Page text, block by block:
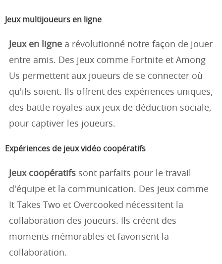
Jeux multijoueurs en ligne
Jeux en ligne a révolutionné notre façon de jouer
entre amis. Des jeux comme Fortnite et Among
Us permettent aux joueurs de se connecter où
qu'ils soient. Ils offrent des expériences uniques,
des battle royales aux jeux de déduction sociale,
pour captiver les joueurs.
Expériences de jeux vidéo coopératifs
Jeux coopératifs sont parfaits pour le travail
d'équipe et la communication. Des jeux comme
It Takes Two et Overcooked nécessitent la
collaboration des joueurs. Ils créent des
moments mémorables et favorisent la
collaboration.